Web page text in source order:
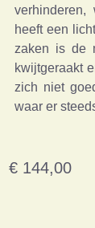
verhinderen,
heeft een
zaken is de
kwijtgeraakt
zich niet
waar er
€ 144,00